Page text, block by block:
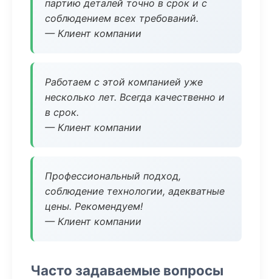
партию деталей точно в срок и с
соблюдением всех требований.
— Клиент компании
Работаем с этой компанией уже
несколько лет. Всегда качественно и
в срок.
— Клиент компании
Профессиональный подход,
соблюдение технологии, адекватные
цены. Рекомендуем!
— Клиент компании
Часто задаваемые вопросы